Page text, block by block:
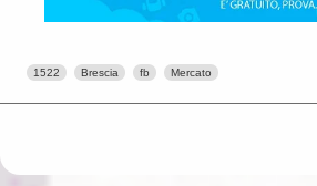
1522 Brescia fb Mercato